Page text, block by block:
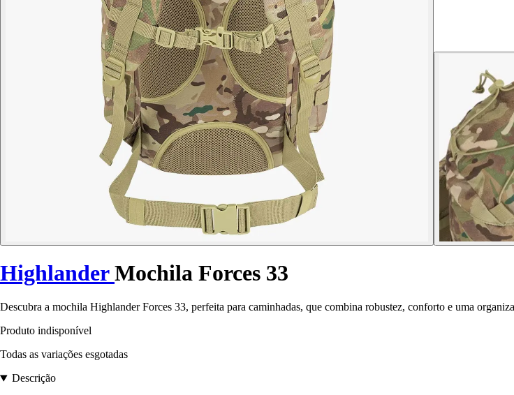
HighlanderMochila Forces 33
Descubra a mochila Highlander Forces 33, perfeita para caminhadas, que combina robustez, conforto e uma
Produto indisponível
Todas as variações esgotadas
Descrição